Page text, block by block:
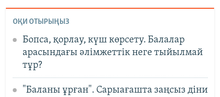
ОҚИ ОТЫРЫҢЫЗ
Бопса, қорлау, күш көрсету. Балалар
арасындағы әлімжеттік неге тыйылмай
тұр?
"Баланы ұрған". Сарыағашта заңсыз діни